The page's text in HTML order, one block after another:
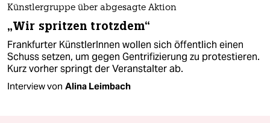
Künstlergruppe über abgesagte Aktion
„Wir spritzen trotzdem“
Frankfurter KünstlerInnen wollen sich öffentlich einen
Schuss setzen, um gegen Gentrifizierung zu protestieren.
Kurz vorher springt der Veranstalter ab.
Interview von Alina Leimbach